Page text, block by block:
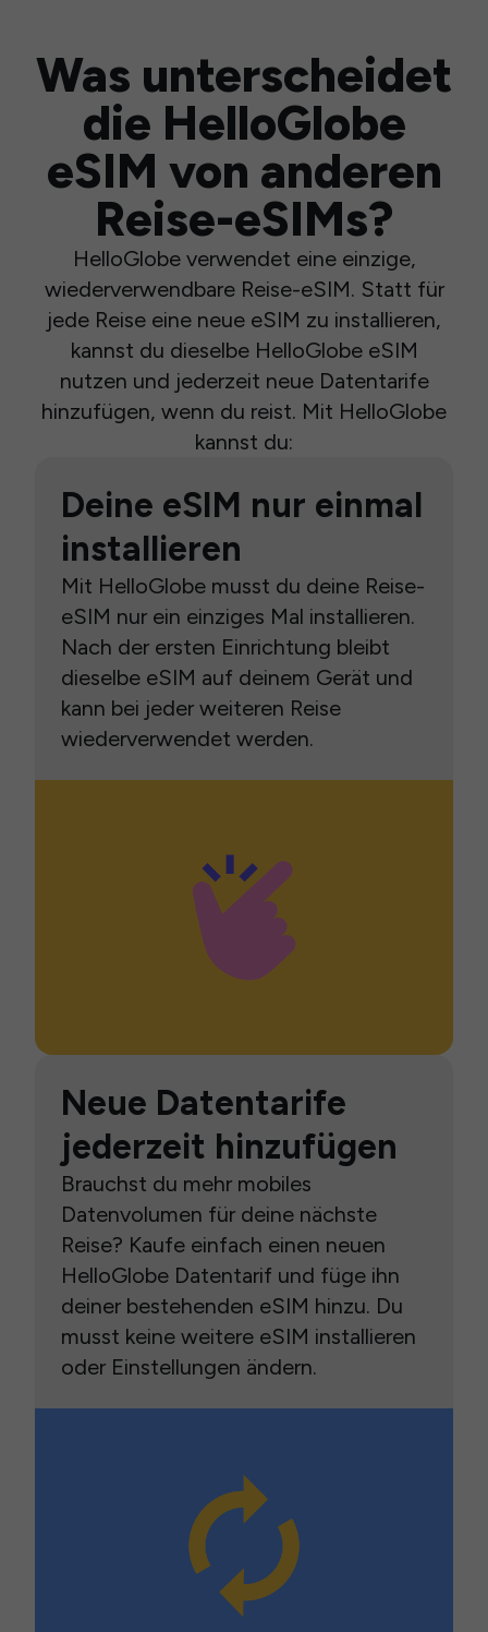
Was unterscheidet
die HelloGlobe
eSIM von anderen
Reise-eSIMs?
HelloGlobe verwendet eine einzige,
wiederverwendbare Reise-eSIM. Statt für
jede Reise eine neue eSIM zu installieren,
kannst du dieselbe HelloGlobe eSIM
nutzen und jederzeit neue Datentarife
hinzufügen, wenn du reist. Mit HelloGlobe
kannst du:
Deine eSIM nur einmal
installieren
Mit HelloGlobe musst du deine Reise-
eSIM nur ein einziges Mal installieren.
Nach der ersten Einrichtung bleibt
dieselbe eSIM auf deinem Gerät und
kann bei jeder weiteren Reise
wiederverwendet werden.
Neue Datentarife
jederzeit hinzufügen
Brauchst du mehr mobiles
Datenvolumen für deine nächste
Reise? Kaufe einfach einen neuen
HelloGlobe Datentarif und füge ihn
deiner bestehenden eSIM hinzu. Du
musst keine weitere eSIM installieren
oder Einstellungen ändern.